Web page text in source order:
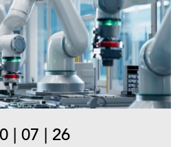
| 07 | 26